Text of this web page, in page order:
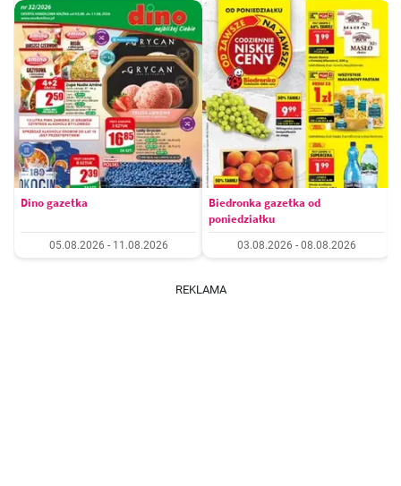
Dino gazetka
05.08.2026 - 11.08.2026
Biedronka gazetka od
poniedziałku
03.08.2026 - 08.08.2026
REKLAMA